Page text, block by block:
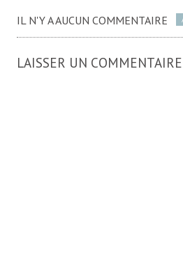
IL N'Y A AUCUN COMMENTAIRE
LAISSER UN COMMENTAIRE